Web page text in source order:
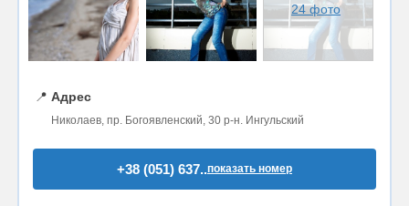
24 фото
📍 Адрес
Николаев, пр. Богоявленский, 30 р-н. Ингульский
+38 (051) 637..показать номер